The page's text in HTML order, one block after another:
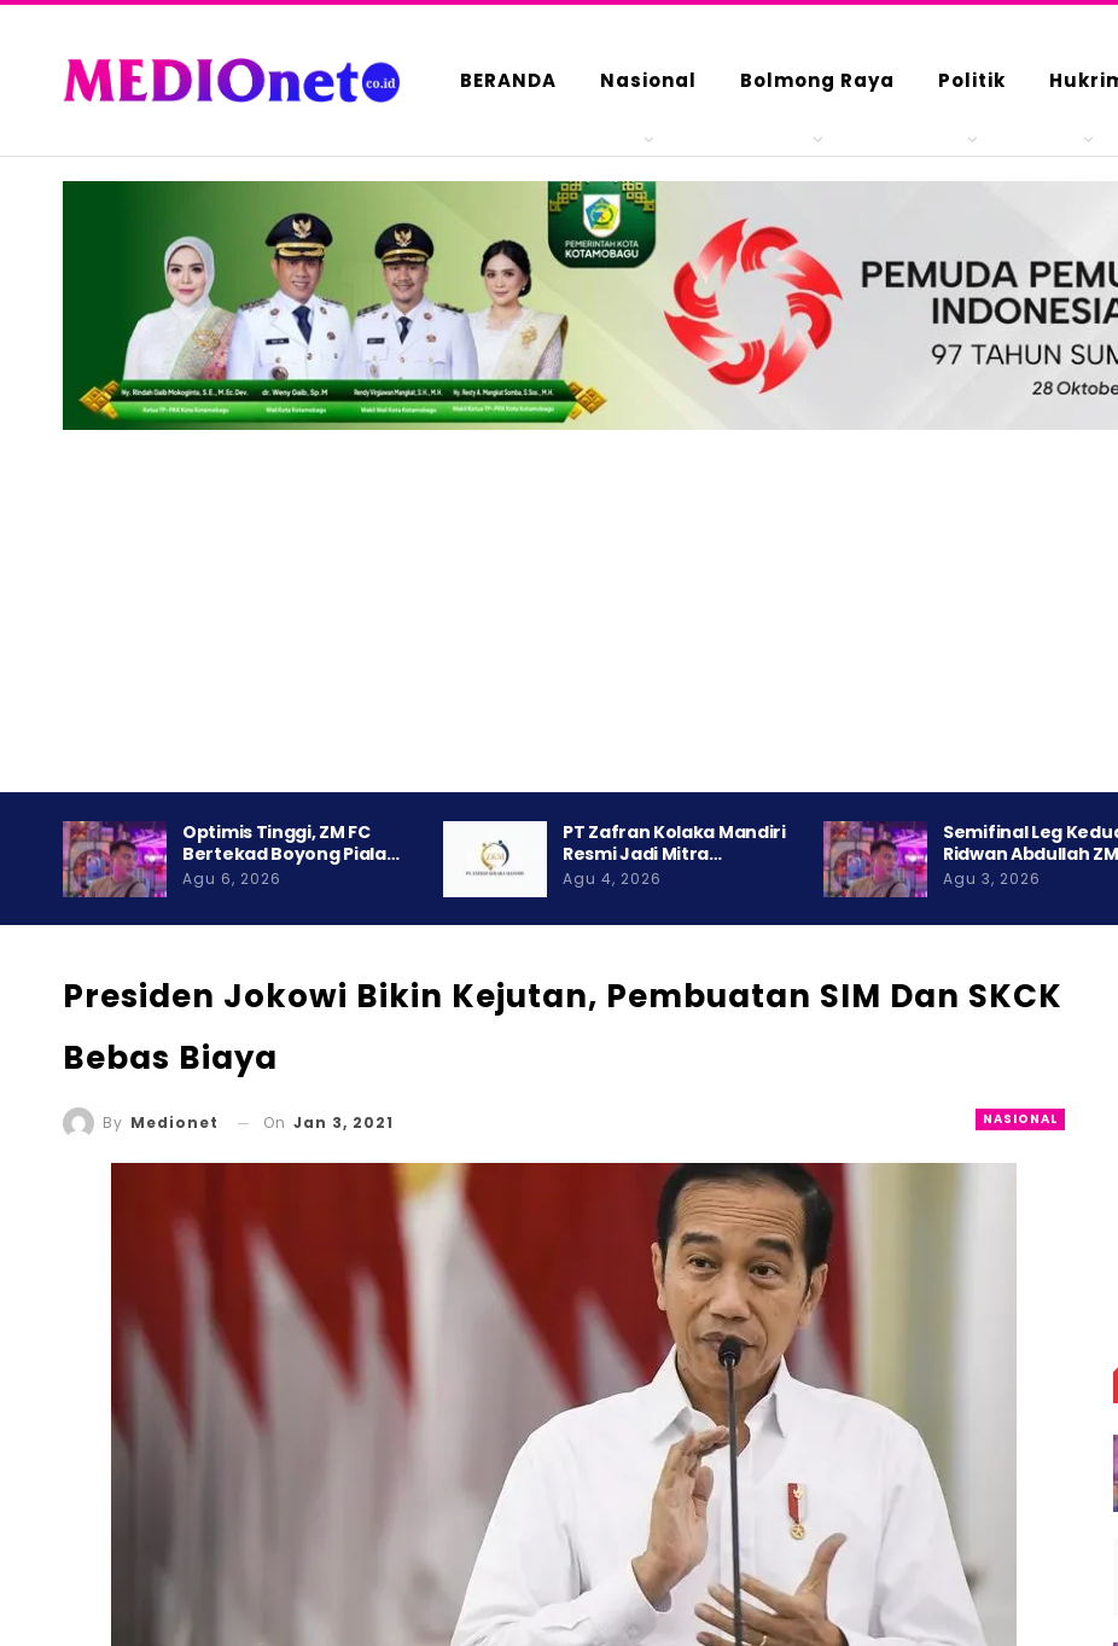
BERANDA Nasional Bolmong Raya Politik
Optimis Tinggi, ZM FC
Bertekad Boyong Piala…
Agu 6, 2026
PT Zafran Kolaka Mandiri
Resmi Jadi Mitra…
Agu 4, 2026
Semifinal Leg
Ridwan Abdullah
Agu 3, 2026
Presiden Jokowi Bikin Kejutan, Pembuatan SIM Dan SKCK
Bebas Biaya
NASIONAL
By Medionet On Jan 3, 2021